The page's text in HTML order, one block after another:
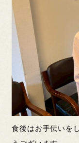
食後はお手伝いを